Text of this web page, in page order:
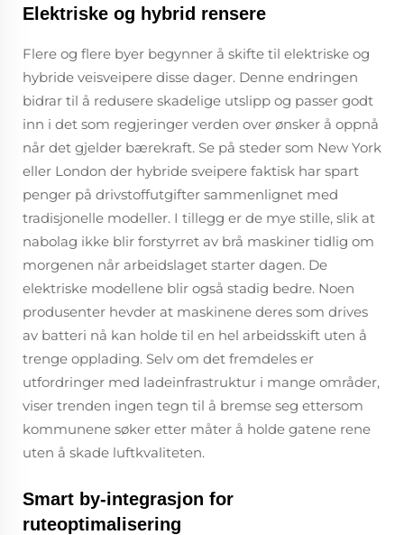
Elektriske og hybrid rensere
Flere og flere byer begynner å skifte til elektriske og
hybride veisveipere disse dager. Denne endringen
bidrar til å redusere skadelige utslipp og passer godt
inn i det som regjeringer verden over ønsker å oppnå
når det gjelder bærekraft. Se på steder som New York
eller London der hybride sveipere faktisk har spart
penger på drivstoffutgifter sammenlignet med
tradisjonelle modeller. I tillegg er de mye stille, slik at
nabolag ikke blir forstyrret av brå maskiner tidlig om
morgenen når arbeidslaget starter dagen. De
elektriske modellene blir også stadig bedre. Noen
produsenter hevder at maskinene deres som drives
av batteri nå kan holde til en hel arbeidsskift uten å
trenge opplading. Selv om det fremdeles er
utfordringer med ladeinfrastruktur i mange områder,
viser trenden ingen tegn til å bremse seg ettersom
kommunene søker etter måter å holde gatene rene
uten å skade luftkvaliteten.
Smart by-integrasjon for
ruteoptimalisering